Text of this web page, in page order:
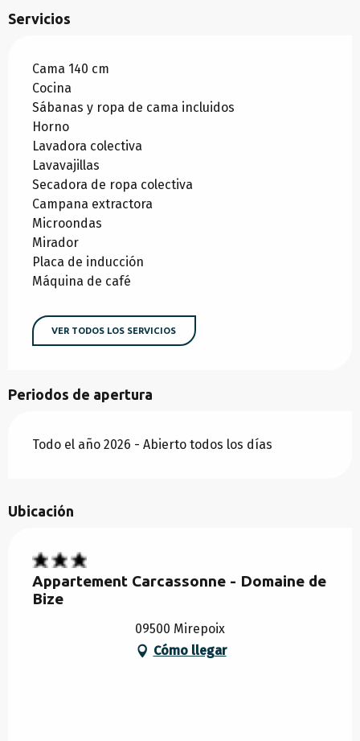
Servicios
Cama 140 cm
Cocina
Sábanas y ropa de cama incluidos
Horno
Lavadora colectiva
Lavavajillas
Secadora de ropa colectiva
Campana extractora
Microondas
Mirador
Placa de inducción
Máquina de café
VER TODOS LOS SERVICIOS
Periodos de apertura
Todo el año 2026 - Abierto todos los días
Ubicación
Appartement Carcassonne - Domaine de
Bize
09500 Mirepoix
Cómo llegar